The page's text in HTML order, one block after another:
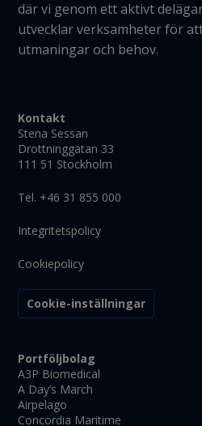
där vi genom ett aktivt
utvecklar verksamheter för
utmaningar och behov.
Kontakt
Stena Sessan
Drottninggatan 33
111 51 Stockholm
Tel. +46 31 855 000
Integritetspolicy
Cookiepolicy
Cookie-inställningar
Portföljbolag
A3P Biomedical
A Day’s March
Airpelago
Concordia Maritime